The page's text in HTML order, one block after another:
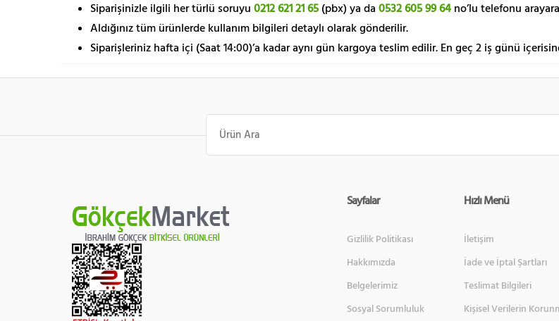
Siparişinizle ilgili her türlü soruyu 0212 621 21 65 (pbx) ya da 0532 605 99 64 no’lu telefonu
Aldığınız tüm ürünlerde kullanım bilgileri detaylı olarak gönderilir.
Siparişleriniz hafta içi (Saat 14:00)’a kadar aynı gün kargoya teslim edilir. En geç 2 iş günü
Ara:
Sayfalar
Gizlilik Politikası
Hakkımızda
Belgelerimiz
Sosyal Sorumluluk
Hızlı Menü
İletişim
İade ve İptal Şartları
Teslimat Bilgileri
Kişisel Verilerin